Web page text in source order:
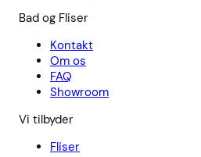
Bad og Fliser
Kontakt
Om os
FAQ
Showroom
Vi tilbyder
Fliser